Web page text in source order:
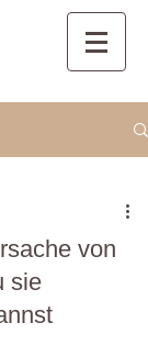
von
sie